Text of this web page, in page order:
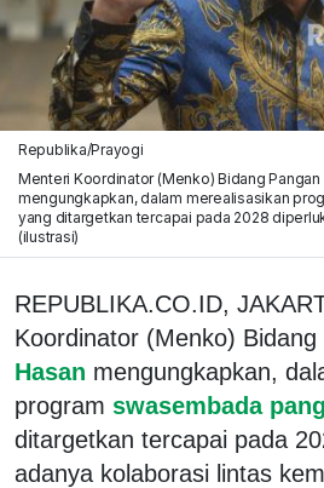
Republika/Prayogi
Menteri Koordinator (Menko) Bidang
mengungkapkan, dalam merealisasikan
yang ditargetkan tercapai pada 2028
(ilustrasi)
REPUBLIKA.CO.ID,
Koordinator (Menko) Bidang
Hasan mengungkapkan,
program swasembada
ditargetkan tercapai pada
adanya kolaborasi lintas